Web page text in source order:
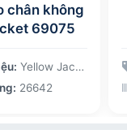
chân không
69075
Yellow Jacket
26642